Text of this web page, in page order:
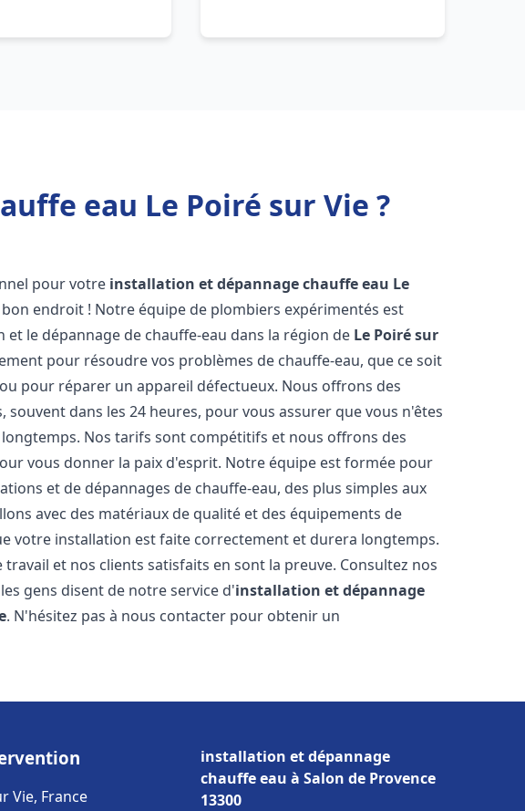
eau Le Poiré sur Vie ?
pour votre installation et dépannage chauffe eau Le
bon endroit ! Notre équipe de plombiers expérimentés est
et le dépannage de chauffe-eau dans la région de Le Poiré sur
pour résoudre vos problèmes de chauffe-eau, que ce soit
pour réparer un appareil défectueux. Nous offrons des
dans les 24 heures, pour vous assurer que vous n'êtes
Nos tarifs sont compétitifs et nous offrons des
vous donner la paix d'esprit. Notre équipe est formée pour
et de dépannages de chauffe-eau, des plus simples aux
avec des matériaux de qualité et des équipements de
votre installation est faite correctement et durera longtemps.
et nos clients satisfaits en sont la preuve. Consultez nos
gens disent de notre service d'installation et dépannage
. N'hésitez pas à nous contacter pour obtenir un
Vie, France
installation et dépannage
chauffe eau à Salon de Provence
13300